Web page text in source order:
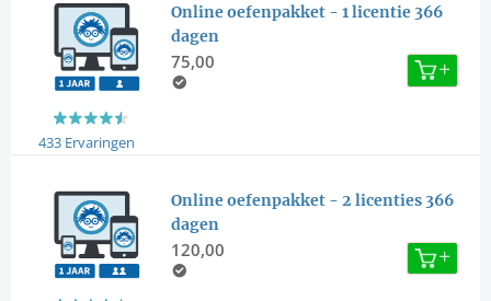
433 Ervaringen
Online oefenpakket - 1 licentie 366
dagen
75,00
Online oefenpakket - 2 licenties 366
dagen
120,00